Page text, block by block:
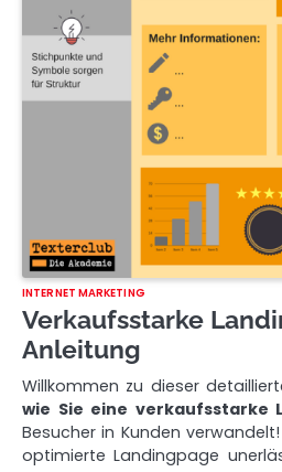
INTERNET MARKETING
Verkaufsstarke
Anleitung
Willkommen zu dieser
wie Sie eine verkaufsstarke
Besucher in Kunden
optimierte Landingpage